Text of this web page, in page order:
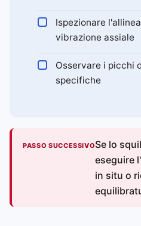
Ispezionare
vibrazione assiale
Osservare i picchi
specifiche
PASSO SUCCESSIVOSe lo
eseguire
in situ o